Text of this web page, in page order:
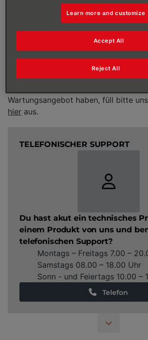
Problem besteht – und es direkt
Solltest du aktuell keinen festen
haben, kannst du in unserer
einen lokal ansässigen
du dort nicht fündig wirst und
Unterstützung benötigst,fülle bitte
Wartungsangebot haben, füll bitte
hier aus.
TELEFONISCHER SUPPORT
Du hast akut ein technisches
einem Produkt von uns und
telefonischen Support?
Montags – Freitags 7.00 –
Samstags 08.00 – 18.00 Uhr
Sonn - und Feiertags 10.00 –
Telefon
Learn more and customize
Reject All
Accept All